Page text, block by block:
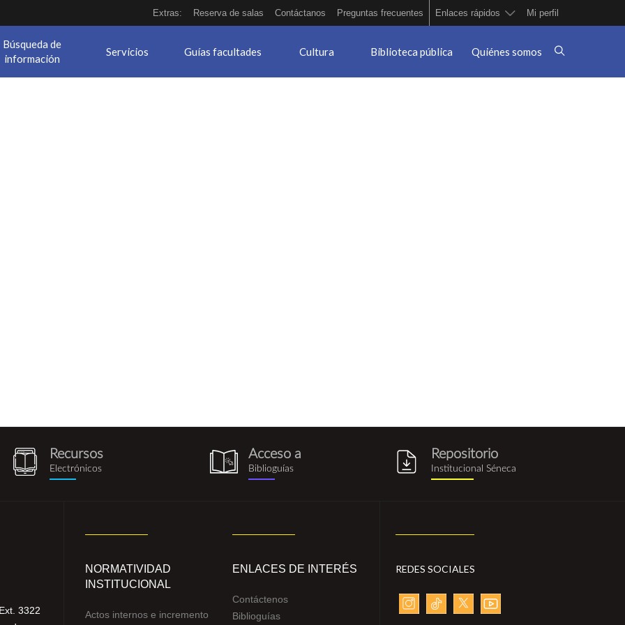
Extras: Reserva de salas Contáctanos Preguntas frecuentes Enlaces rápidos Mi perfil
Búsqueda de
información
Servicios Guías facultades Cultura Biblioteca pública Quiénes somos
recursos_electronicos.png
Recursos
Electrónicos biblioguia.png
Acceso a
Biblioguías
Repositorio
Institucional Séneca
3322
NORMATIVIDAD
INSTITUCIONAL
Actos internos e incremento
ENLACES DE INTERÉS
Contáctenos
Biblioguías
REDES SOCIALES